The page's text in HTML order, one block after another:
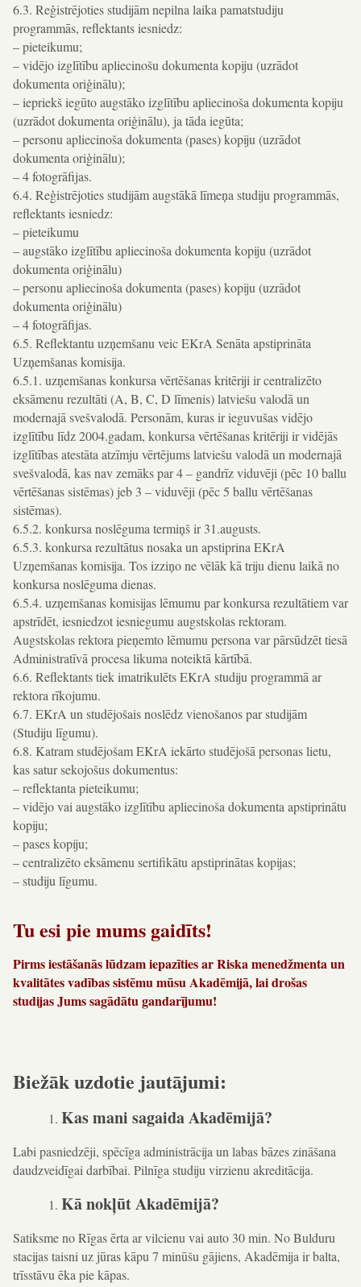
6.3. Reģistrējoties studijām nepilna laika pamatstudiju
programmās, reflektants iesniedz:
– pieteikumu;
– vidējo izglītību apliecinošu dokumenta kopiju (uzrādot
dokumenta oriģinālu);
– iepriekš iegūto augstāko izglītību apliecinoša dokumenta kopiju
(uzrādot dokumenta oriģinālu), ja tāda iegūta;
– personu apliecinoša dokumenta (pases) kopiju (uzrādot
dokumenta oriģinālu);
– 4 fotogrāfijas.
6.4. Reģistrējoties studijām augstākā līmeņa studiju programmās,
reflektants iesniedz:
– pieteikumu
– augstāko izglītību apliecinoša dokumenta kopiju (uzrādot
dokumenta oriģinālu)
– personu apliecinoša dokumenta (pases) kopiju (uzrādot
dokumenta oriģinālu)
– 4 fotogrāfijas.
6.5. Reflektantu uzņemšanu veic EKrA Senāta apstiprināta
Uzņemšanas komisija.
6.5.1. uzņemšanas konkursa vērtēšanas kritēriji ir centralizēto
eksāmenu rezultāti (A, B, C, D līmenis) latviešu valodā un
modernajā svešvalodā. Personām, kuras ir ieguvušas vidējo
izglītību līdz 2004.gadam, konkursa vērtēšanas kritēriji ir vidējās
izglītības atestāta atzīmju vērtējums latviešu valodā un modernajā
svešvalodā, kas nav zemāks par 4 – gandrīz viduvēji (pēc 10 ballu
vērtēšanas sistēmas) jeb 3 – viduvēji (pēc 5 ballu vērtēšanas
sistēmas).
6.5.2. konkursa noslēguma termiņš ir 31.augusts.
6.5.3. konkursa rezultātus nosaka un apstiprina EKrA
Uzņemšanas komisija. Tos izziņo ne vēlāk kā triju dienu laikā no
konkursa noslēguma dienas.
6.5.4. uzņemšanas komisijas lēmumu par konkursa rezultātiem var
apstrīdēt, iesniedzot iesniegumu augstskolas rektoram.
Augstskolas rektora pieņemto lēmumu persona var pārsūdzēt tiesā
Administratīvā procesa likuma noteiktā kārtībā.
6.6. Reflektants tiek imatrikulēts EKrA studiju programmā ar
rektora rīkojumu.
6.7. EKrA un studējošais noslēdz vienošanos par studijām
(Studiju līgumu).
6.8. Katram studējošam EKrA iekārto studējošā personas lietu,
kas satur sekojošus dokumentus:
– reflektanta pieteikumu;
– vidējo vai augstāko izglītību apliecinoša dokumenta apstiprinātu
kopiju;
– pases kopiju;
– centralizēto eksāmenu sertifikātu apstiprinātas kopijas;
– studiju līgumu.
Tu esi pie mums gaidīts!
Pirms iestāšanās lūdzam iepazīties ar Riska menedžmenta un
kvalitātes vadības sistēmu mūsu Akadēmijā, lai drošas
studijas Jums sagādātu gandarījumu!
Biežāk uzdotie jautājumi:
Kas mani sagaida Akadēmijā?
Labi pasniedzēji, spēcīga administrācija un labas bāzes zināšana
daudzveidīgai darbībai. Pilnīga studiju virzienu akreditācija.
Kā nokļūt Akadēmijā?
Satiksme no Rīgas ērta ar vilcienu vai auto 30 min. No Bulduru
stacijas taisni uz jūras kāpu 7 minūšu gājiens, Akadēmija ir balta,
trīsstāvu ēka pie kāpas.